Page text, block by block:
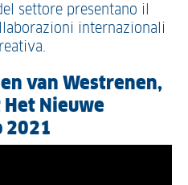
settore presentano il
internazionali
van Westrenen,
Het Nieuwe
2021